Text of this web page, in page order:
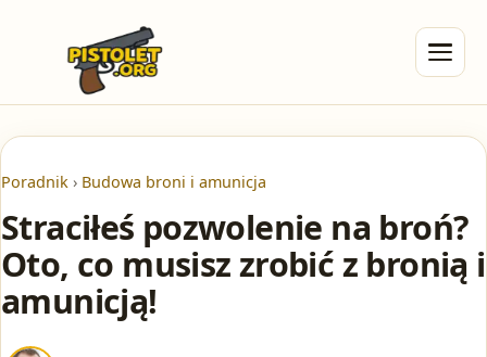
Poradnik › Budowa broni i amunicja
Straciłeś pozwolenie na broń?
Oto, co musisz zrobić z bronią i
amunicją!